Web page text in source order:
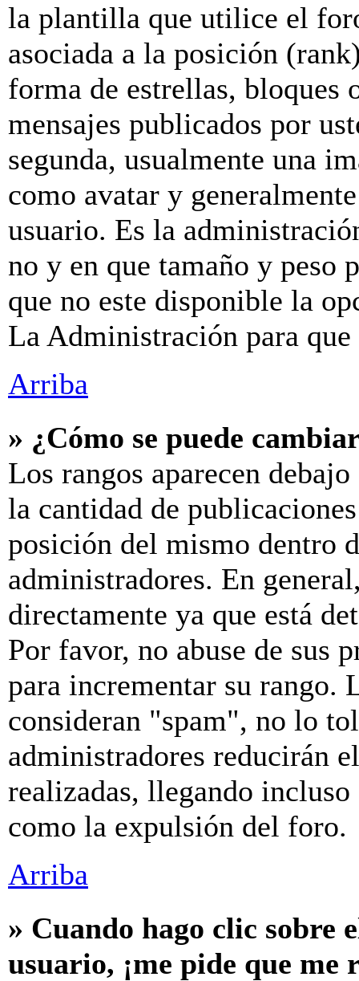
la plantilla que utilice el
asociada a la posición
forma de estrellas, bloques
mensajes publicados por
segunda, usualmente una
como avatar y
usuario. Es la
no y en que tamaño y peso
que no este disponible la
La Administración para que
Arriba
» ¿Cómo se puede
Los rangos aparecen
la cantidad de
posición del mismo dentro
administradores. En
directamente ya que está
Por favor, no abuse de sus
para incrementar su rango.
consideran "spam", no lo
administradores reducirán
realizadas, llegando
como la expulsión del foro.
Arriba
» Cuando hago clic sobre
usuario, ¡me pide que me